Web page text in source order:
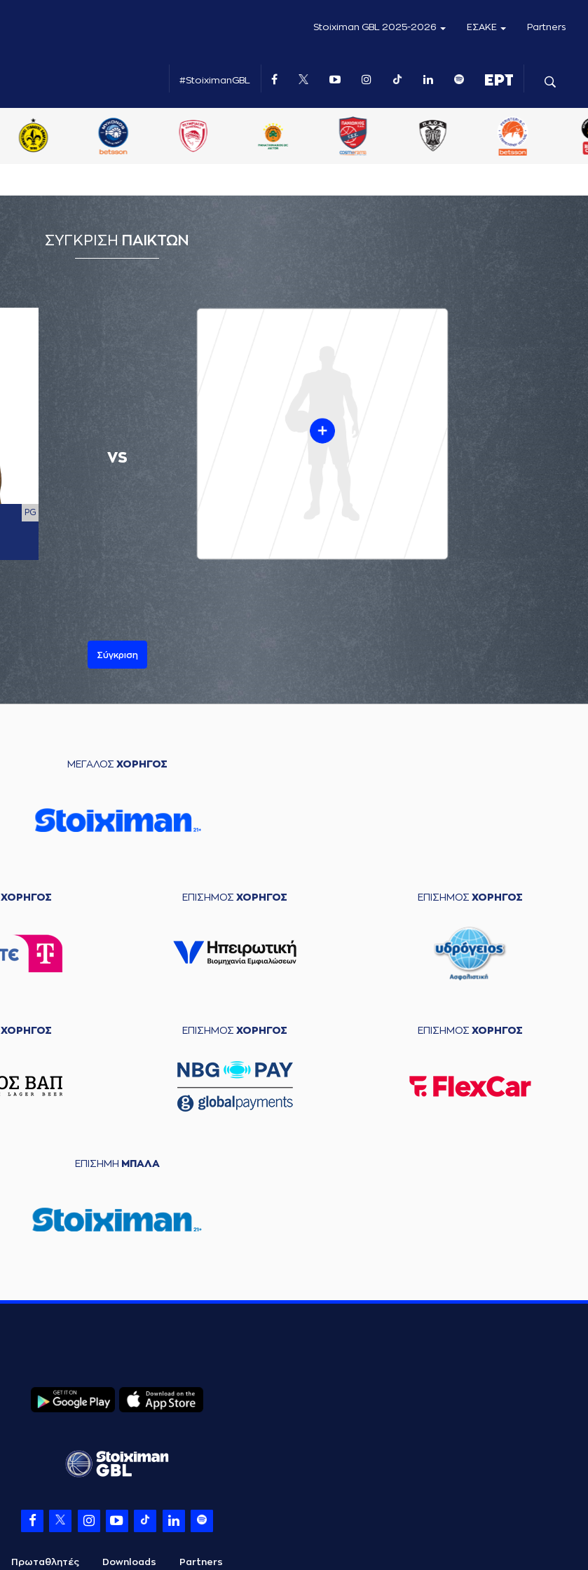
Stoiximan GBL 2025-2026 ΕΣΑΚΕ Partners
#StoiximanGBL
ΣΥΓΚΡΙΣΗ ΠΑΙΚΤΩΝ
PG
VS
Σύγκριση
ΜΕΓΑΛΟΣ ΧΟΡΗΓΟΣ
ΧΟΡΗΓΟΣ ΕΠΙΣΗΜΟΣ ΧΟΡΗΓΟΣ ΕΠΙΣΗΜΟΣ ΧΟΡΗΓΟΣ
ΧΟΡΗΓΟΣ ΕΠΙΣΗΜΟΣ ΧΟΡΗΓΟΣ ΕΠΙΣΗΜΟΣ ΧΟΡΗΓΟΣ
ΕΠΙΣΗΜΗ ΜΠΑΛΑ
Πρωταθλητές Downloads Partners